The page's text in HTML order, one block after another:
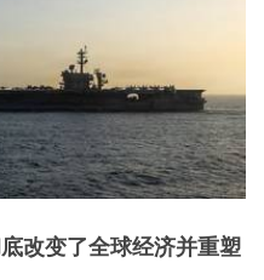
改变了全球经济并重塑